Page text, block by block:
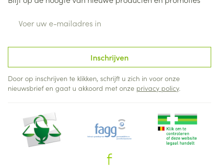
Inschrijven
Door op inschrijven te klikken, schrijft u zich in voor onze
nieuwsbrief en gaat u akkoord met onze privacy policy.